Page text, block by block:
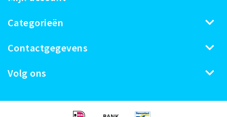
Categorieën
Contactgegevens
Volg ons